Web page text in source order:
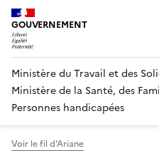
Panneau de gestion des
GOUVERNEMENT
Ministère du Travail et des
Ministère de la Santé, des
Personnes handicapées
Voir le fil d'Ariane